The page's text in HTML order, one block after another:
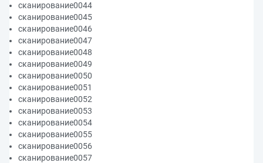
сканирование0044
сканирование0045
сканирование0046
сканирование0047
сканирование0048
сканирование0049
сканирование0050
сканирование0051
сканирование0052
сканирование0053
сканирование0054
сканирование0055
сканирование0056
сканирование0057